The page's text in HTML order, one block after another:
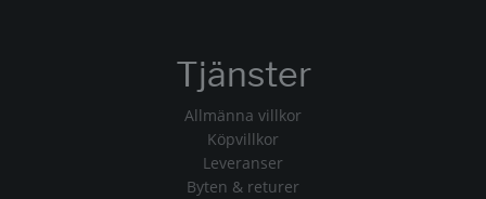
Tjänster
Allmänna villkor
Köpvillkor
Leveranser
Byten & returer